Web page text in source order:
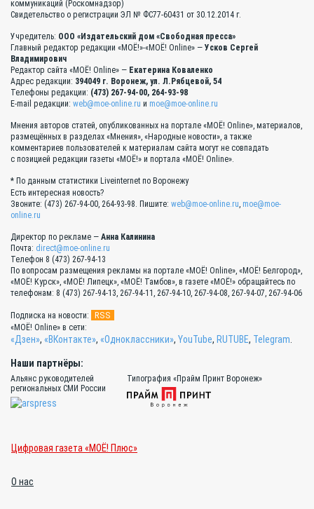
коммуникаций (Роскомнадзор)
Свидетельство о регистрации ЭЛ № ФС77-60431 от 30.12.2014 г.
Учредитель: ООО «Издательский дом «Свободная пресса»
Главный редактор редакции «МОЁ!»-«МОЁ! Online» — Усков Сергей
Владимирович
Редактор сайта «МОЁ! Online» — Екатерина Коваленко
Адрес редакции: 394049 г. Воронеж, ул. Л.Рябцевой, 54
Телефоны редакции: (473) 267-94-00, 264-93-98
E-mail редакции: web@moe-online.ru и moe@moe-online.ru
Мнения авторов статей, опубликованных на портале «МОЁ! Online», материалов,
размещённых в разделах «Мнения», «Народные новости», а также
комментариев пользователей к материалам сайта могут не совпадать
с позицией редакции газеты «МОЁ!» и портала «МОЁ! Online».
* По данным статистики Liveinternet по Воронежу
Есть интересная новость?
Звоните: (473) 267-94-00, 264-93-98. Пишите: web@moe-online.ru, moe@moe-
online.ru
Директор по рекламе — Анна Калинина
Почта: direct@moe-online.ru
Телефон 8 (473) 267-94-13
По вопросам размещения рекламы на портале «МОЁ! Online», «МОЁ! Белгород»,
«МОЁ! Курск», «МОЁ! Липецк», «МОЁ! Тамбов», в газете «МОЁ!» обращайтесь по
телефонам: 8 (473) 267-94-13, 267-94-11, 267-94-10, 267-94-08, 267-94-07, 267-94-06
Подписка на новости: RSS
«МОЁ! Online» в сети:
«Дзен», «ВКонтакте», «Одноклассники», YouTube, RUTUBE, Telegram.
Наши партнёры:
Альянс руководителей
региональных СМИ России
Типография «Прайм Принт Воронеж»
Цифровая газета «МОЁ! Плюс»
О нас